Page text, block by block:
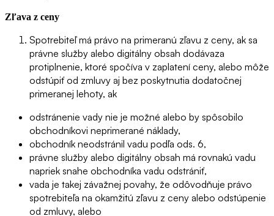
Zľava z ceny
Spotrebiteľ má právo na primeranú zľavu z ceny, ak sa
právne služby alebo digitálny obsah dodávaza
protiplnenie, ktoré spočíva v zaplatení ceny, alebo môže
odstúpiť od zmluvy aj bez poskytnutia dodatočnej
primeranej lehoty, ak
odstránenie vady nie je možné alebo by spôsobilo
obchodníkovi neprimerané náklady,
obchodník neodstránil vadu podľa ods. 6,
právne služby alebo digitálny obsah má rovnakú vadu
napriek snahe obchodníka vadu odstrániť,
vada je takej závažnej povahy, že odôvodňuje právo
spotrebiteľa na okamžitú zľavu z ceny alebo odstúpenie
od zmluvy, alebo